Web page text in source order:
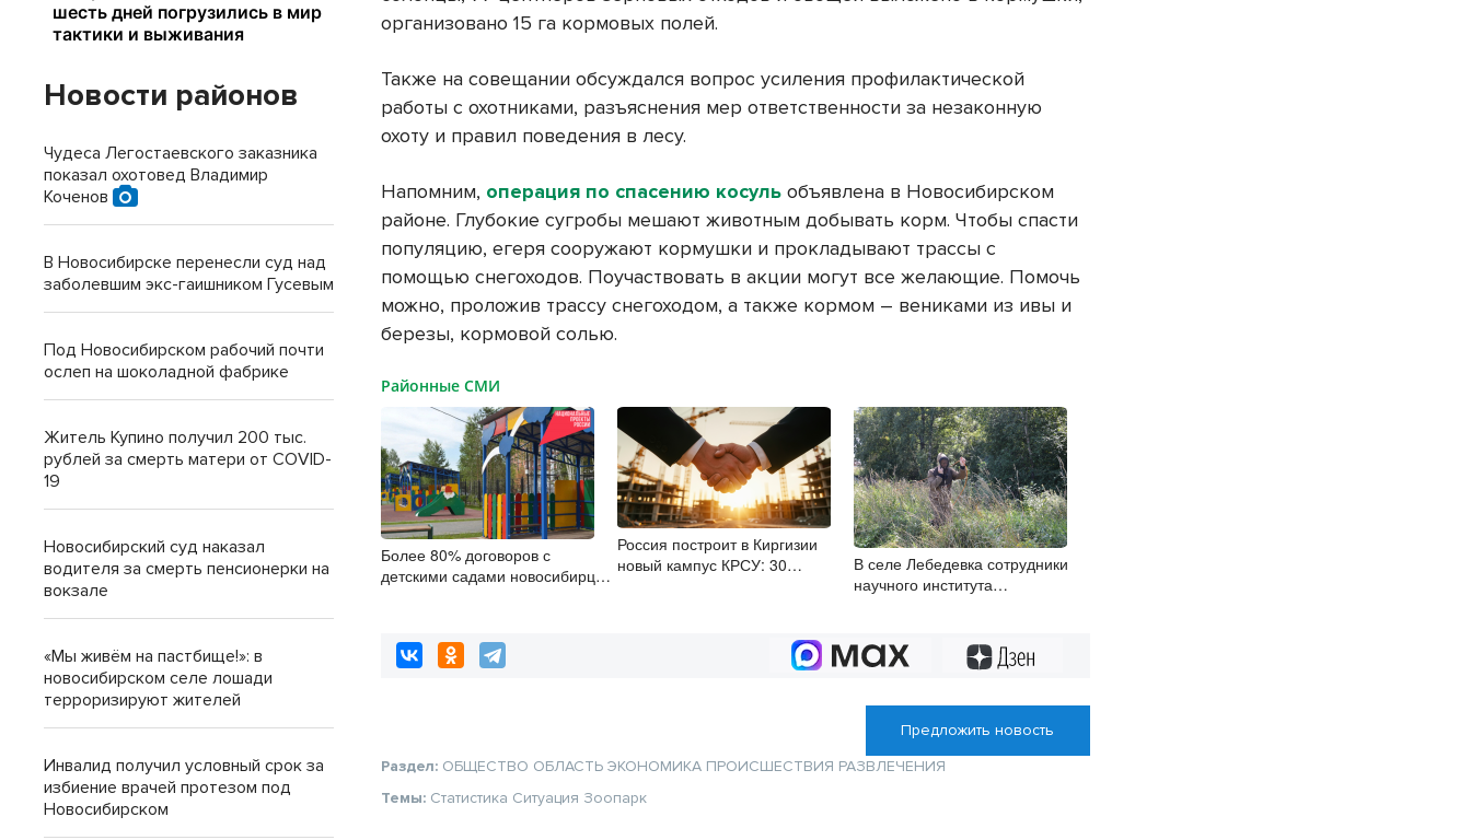
организовано 15 га кормовых полей.
Также на совещании обсуждался вопрос усиления профилактической
работы с охотниками, разъяснения мер ответственности за незаконную
охоту и правил поведения в лесу.
Напомним, операция по спасению косуль объявлена в Новосибирском
районе. Глубокие сугробы мешают животным добывать корм. Чтобы спасти
популяцию, егеря сооружают кормушки и прокладывают трассы с
помощью снегоходов. Поучаствовать в акции могут все желающие. Помочь
можно, проложив трассу снегоходом, а также кормом – вениками из ивы и
березы, кормовой солью.
Районные СМИ
Более 80% договоров с
детскими садами новосибирцы
Россия построит в Киргизии
новый кампус КРСУ: 30
В селе Лебедевка сотрудники
научного института
Предложить новость
Раздел: ОБЩЕСТВО ОБЛАСТЬ ЭКОНОМИКА ПРОИСШЕСТВИЯ РАЗВЛЕЧЕНИЯ
Темы: Статистика Ситуация Зоопарк
Новости районов
Чудеса Легостаевского заказника
показал охотовед Владимир
Коченов
В Новосибирске перенесли суд над
заболевшим экс-гаишником Гусевым
Под Новосибирском рабочий почти
ослеп на шоколадной фабрике
Житель Купино получил 200 тыс.
рублей за смерть матери от COVID-
19
Новосибирский суд наказал
водителя за смерть пенсионерки на
вокзале
«Мы живём на пастбище!»: в
новосибирском селе лошади
терроризируют жителей
Инвалид получил условный срок за
избиение врачей протезом под
Новосибирском